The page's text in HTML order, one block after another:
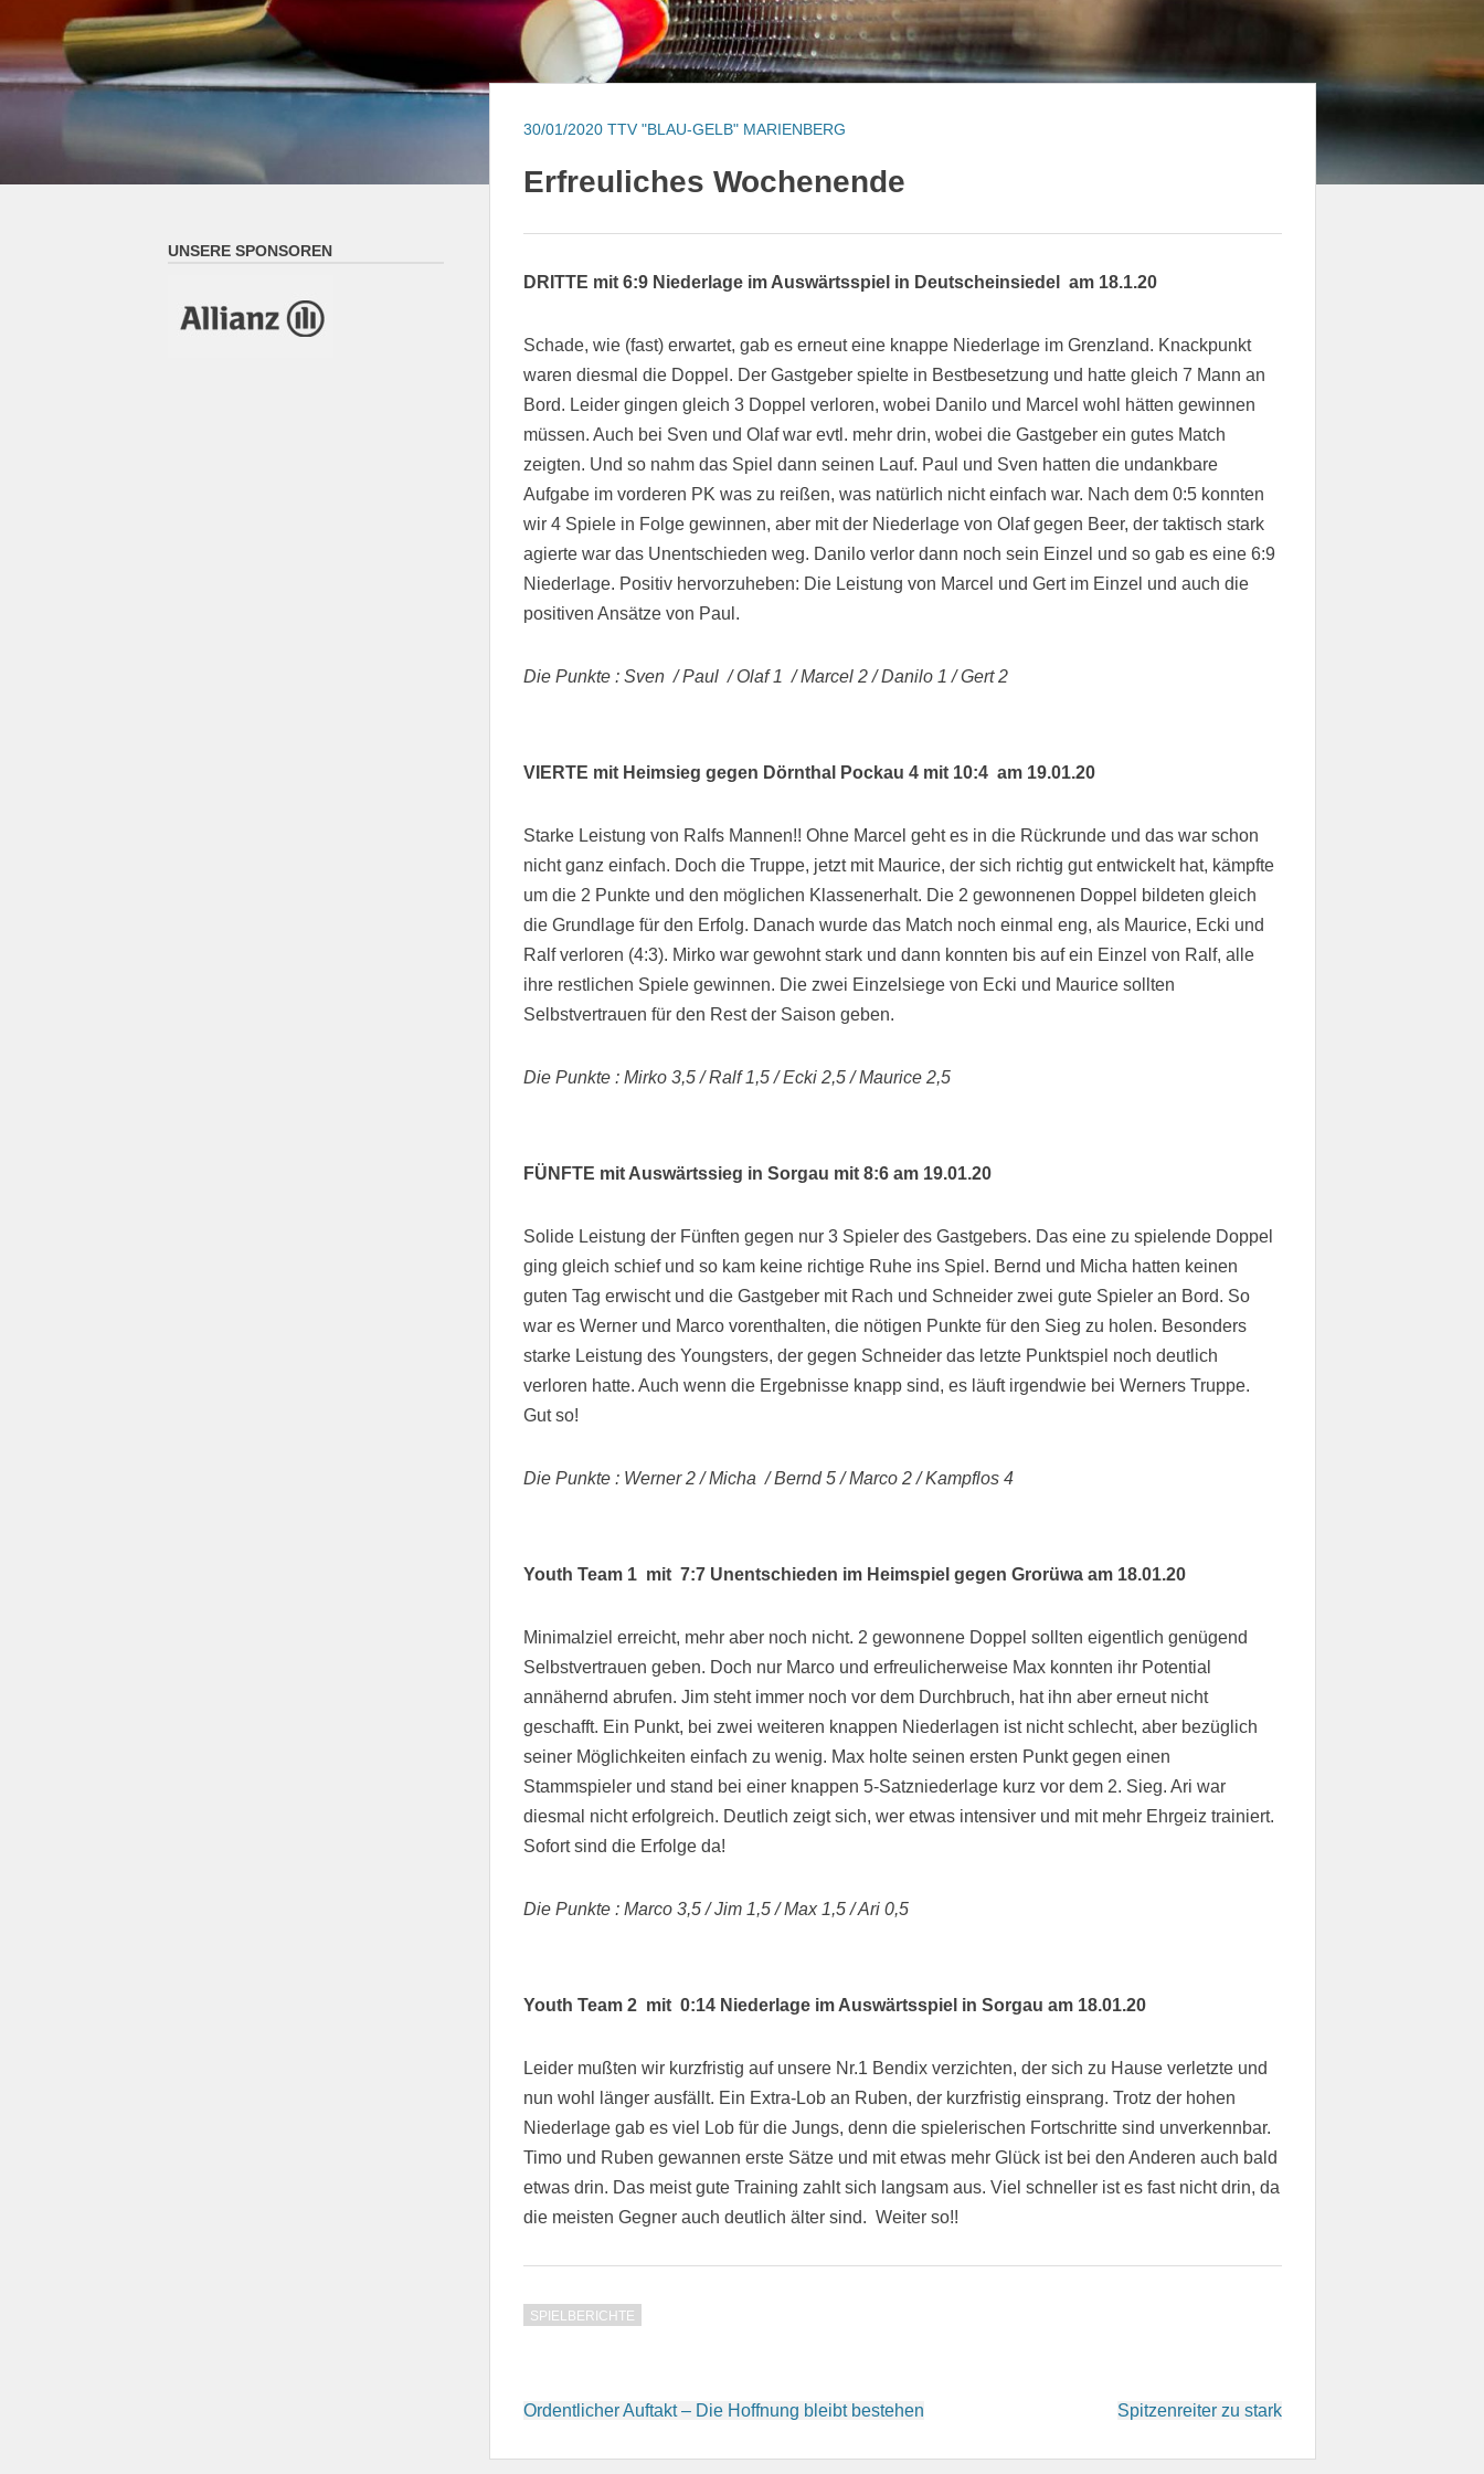
30/01/2020 TTV "BLAU-GELB" MARIENBERG
Erfreuliches Wochenende
DRITTE mit 6:9 Niederlage im Auswärtsspiel in Deutscheinsiedel am 18.1.20
Schade, wie (fast) erwartet, gab es erneut eine knappe Niederlage im Grenzland. Knackpunkt
waren diesmal die Doppel. Der Gastgeber spielte in Bestbesetzung und hatte gleich 7 Mann an
Bord. Leider gingen gleich 3 Doppel verloren, wobei Danilo und Marcel wohl hätten gewinnen
müssen. Auch bei Sven und Olaf war evtl. mehr drin, wobei die Gastgeber ein gutes Match
zeigten. Und so nahm das Spiel dann seinen Lauf. Paul und Sven hatten die undankbare
Aufgabe im vorderen PK was zu reißen, was natürlich nicht einfach war. Nach dem 0:5 konnten
wir 4 Spiele in Folge gewinnen, aber mit der Niederlage von Olaf gegen Beer, der taktisch stark
agierte war das Unentschieden weg. Danilo verlor dann noch sein Einzel und so gab es eine 6:9
Niederlage. Positiv hervorzuheben: Die Leistung von Marcel und Gert im Einzel und auch die
positiven Ansätze von Paul.
Die Punkte : Sven / Paul / Olaf 1 / Marcel 2 / Danilo 1 / Gert 2
VIERTE mit Heimsieg gegen Dörnthal Pockau 4 mit 10:4 am 19.01.20
Starke Leistung von Ralfs Mannen!! Ohne Marcel geht es in die Rückrunde und das war schon
nicht ganz einfach. Doch die Truppe, jetzt mit Maurice, der sich richtig gut entwickelt hat, kämpfte
um die 2 Punkte und den möglichen Klassenerhalt. Die 2 gewonnenen Doppel bildeten gleich
die Grundlage für den Erfolg. Danach wurde das Match noch einmal eng, als Maurice, Ecki und
Ralf verloren (4:3). Mirko war gewohnt stark und dann konnten bis auf ein Einzel von Ralf, alle
ihre restlichen Spiele gewinnen. Die zwei Einzelsiege von Ecki und Maurice sollten
Selbstvertrauen für den Rest der Saison geben.
Die Punkte : Mirko 3,5 / Ralf 1,5 / Ecki 2,5 / Maurice 2,5
FÜNFTE mit Auswärtssieg in Sorgau mit 8:6 am 19.01.20
Solide Leistung der Fünften gegen nur 3 Spieler des Gastgebers. Das eine zu spielende Doppel
ging gleich schief und so kam keine richtige Ruhe ins Spiel. Bernd und Micha hatten keinen
guten Tag erwischt und die Gastgeber mit Rach und Schneider zwei gute Spieler an Bord. So
war es Werner und Marco vorenthalten, die nötigen Punkte für den Sieg zu holen. Besonders
starke Leistung des Youngsters, der gegen Schneider das letzte Punktspiel noch deutlich
verloren hatte. Auch wenn die Ergebnisse knapp sind, es läuft irgendwie bei Werners Truppe.
Gut so!
Die Punkte : Werner 2 / Micha / Bernd 5 / Marco 2 / Kampflos 4
Youth Team 1 mit 7:7 Unentschieden im Heimspiel gegen Grorüwa am 18.01.20
Minimalziel erreicht, mehr aber noch nicht. 2 gewonnene Doppel sollten eigentlich genügend
Selbstvertrauen geben. Doch nur Marco und erfreulicherweise Max konnten ihr Potential
annähernd abrufen. Jim steht immer noch vor dem Durchbruch, hat ihn aber erneut nicht
geschafft. Ein Punkt, bei zwei weiteren knappen Niederlagen ist nicht schlecht, aber bezüglich
seiner Möglichkeiten einfach zu wenig. Max holte seinen ersten Punkt gegen einen
Stammspieler und stand bei einer knappen 5-Satzniederlage kurz vor dem 2. Sieg. Ari war
diesmal nicht erfolgreich. Deutlich zeigt sich, wer etwas intensiver und mit mehr Ehrgeiz trainiert.
Sofort sind die Erfolge da!
Die Punkte : Marco 3,5 / Jim 1,5 / Max 1,5 / Ari 0,5
Youth Team 2 mit 0:14 Niederlage im Auswärtsspiel in Sorgau am 18.01.20
Leider mußten wir kurzfristig auf unsere Nr.1 Bendix verzichten, der sich zu Hause verletzte und
nun wohl länger ausfällt. Ein Extra-Lob an Ruben, der kurzfristig einsprang. Trotz der hohen
Niederlage gab es viel Lob für die Jungs, denn die spielerischen Fortschritte sind unverkennbar.
Timo und Ruben gewannen erste Sätze und mit etwas mehr Glück ist bei den Anderen auch bald
etwas drin. Das meist gute Training zahlt sich langsam aus. Viel schneller ist es fast nicht drin, da
die meisten Gegner auch deutlich älter sind. Weiter so!!
SPIELBERICHTE
Beitragsnavigation
Ordentlicher Auftakt – Die Hoffnung bleibt bestehen Spitzenreiter zu stark
UNSERE SPONSOREN